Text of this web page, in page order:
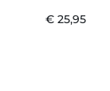
€ 25,95